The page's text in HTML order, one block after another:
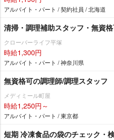
アルバイト・パート / 契約社員 / 北海道
清掃・調理補助スタッフ・無資
クローバーライフ平塚
時給1,300円
アルバイト・パート / 神奈川県
無資格可の調理師/調理スタッフ
メディミール町屋
時給1,250円～
アルバイト・パート / 東京都
短期 冷凍食品の袋のチェック・